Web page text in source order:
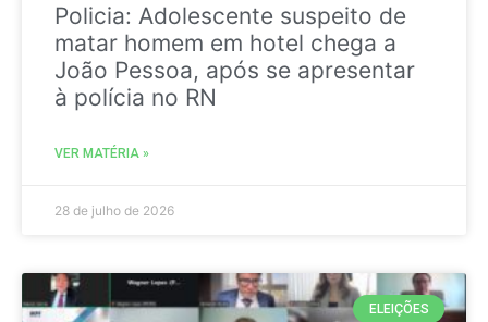
Policia: Adolescente suspeito de
matar homem em hotel chega a
João Pessoa, após se apresentar
à polícia no RN
VER MATÉRIA »
28 de julho de 2026
ELEIÇÕES